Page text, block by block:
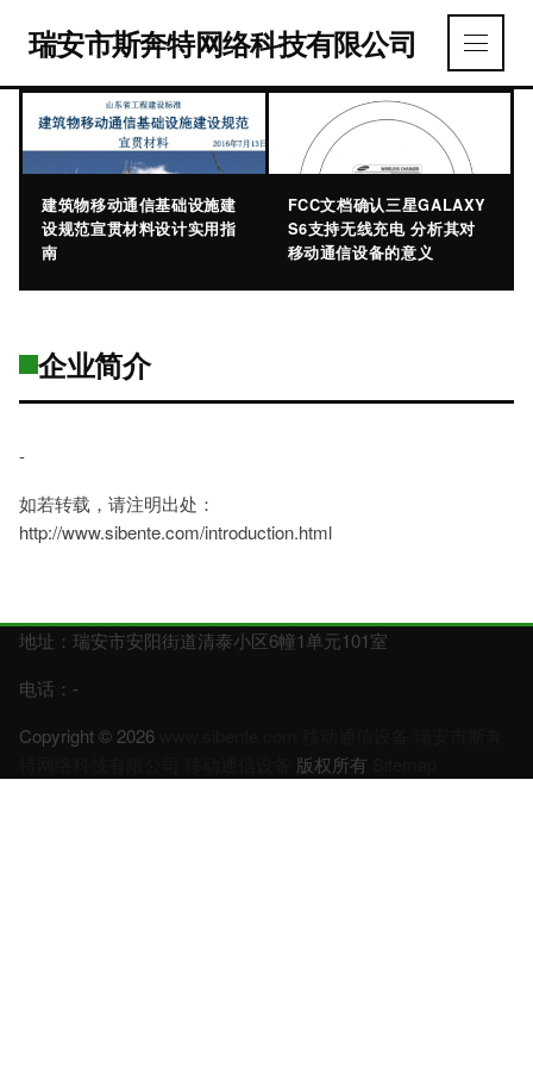
瑞安市斯奔特网络科技有限公司
建筑物移动通信基础设施建
设规范宣贯材料设计实用指
南
FCC文档确认三星GALAXY
S6支持无线充电 分析其对
移动通信设备的意义
企业简介
-
如若转载，请注明出处：
http://www.sibente.com/introduction.html
地址：瑞安市安阳街道清泰小区6幢1单元101室
电话：-
Copyright © 2026
版权所有